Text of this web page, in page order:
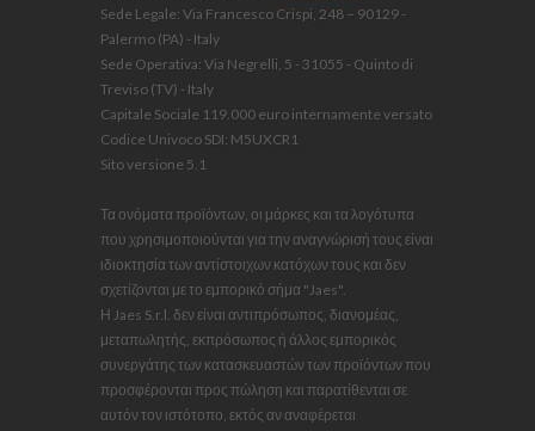
Sede Legale: Via Francesco Crispi, 248 – 90129 -
Palermo (PA) - Italy
Sede Operativa: Via Negrelli, 5 - 31055 - Quinto di
Treviso (TV) - Italy
Capitale Sociale 119.000 euro internamente versato
Codice Univoco SDI: M5UXCR1
Sito versione 5.1
Τα ονόματα προϊόντων, οι μάρκες και τα λογότυπα
που χρησιμοποιούνται για την αναγνώρισή τους είναι
ιδιοκτησία των αντίστοιχων κατόχων τους και δεν
σχετίζονται με το εμπορικό σήμα "Jaes".
Η Jaes S.r.l. δεν είναι αντιπρόσωπος, διανομέας,
μεταπωλητής, εκπρόσωπος ή άλλος εμπορικός
συνεργάτης των κατασκευαστών των προϊόντων που
προσφέρονται προς πώληση και παρατίθενται σε
αυτόν τον ιστότοπο, εκτός αν αναφέρεται